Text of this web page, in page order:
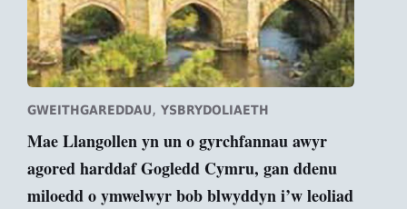
GWEITHGAREDDAU, YSBRYDOLIAETH
Mae Llangollen yn un o gyrchfannau awyr
agored harddaf Gogledd Cymru, gan ddenu
miloedd o ymwelwyr bob blwyddyn i’w leoliad